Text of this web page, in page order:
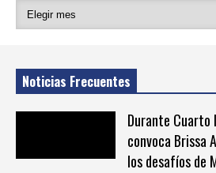
Noticias Frecuentes
Durante Cuarto
convoca Brissa
los desafíos de